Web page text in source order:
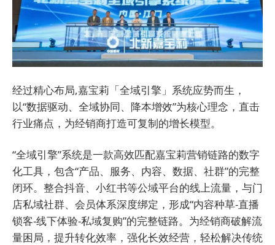
经过精心布局,嘉宝莉「全域引擎」系统应势而生，
以“数据驱动、全域协同、降本增效”为核心理念，直击
行业痛点，为经销商打造可复制的增长模型。
“全域引擎”系统是一款高效匹配嘉宝莉营销链路的数字
化工具，包含“产品、服务、内容、数据、社群”的完整
闭环。整合抖音、小红书等公域平台的线上流量，与门
店私域社群、会员体系深度绑定，形成“内容种草-直播
锁客-线下体验-私域复购”的完整链路。为经销商破解流
量困局，提升转化效率，强化长效经营，轻松解决传统